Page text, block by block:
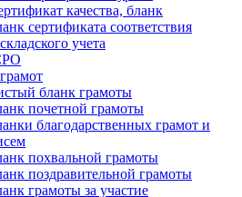
качества, бланк
сертификата соответствия
учета
бланк грамоты
почетной грамоты
благодарственных грамот и
похвальной грамоты
поздравительной грамоты
грамоты за участие